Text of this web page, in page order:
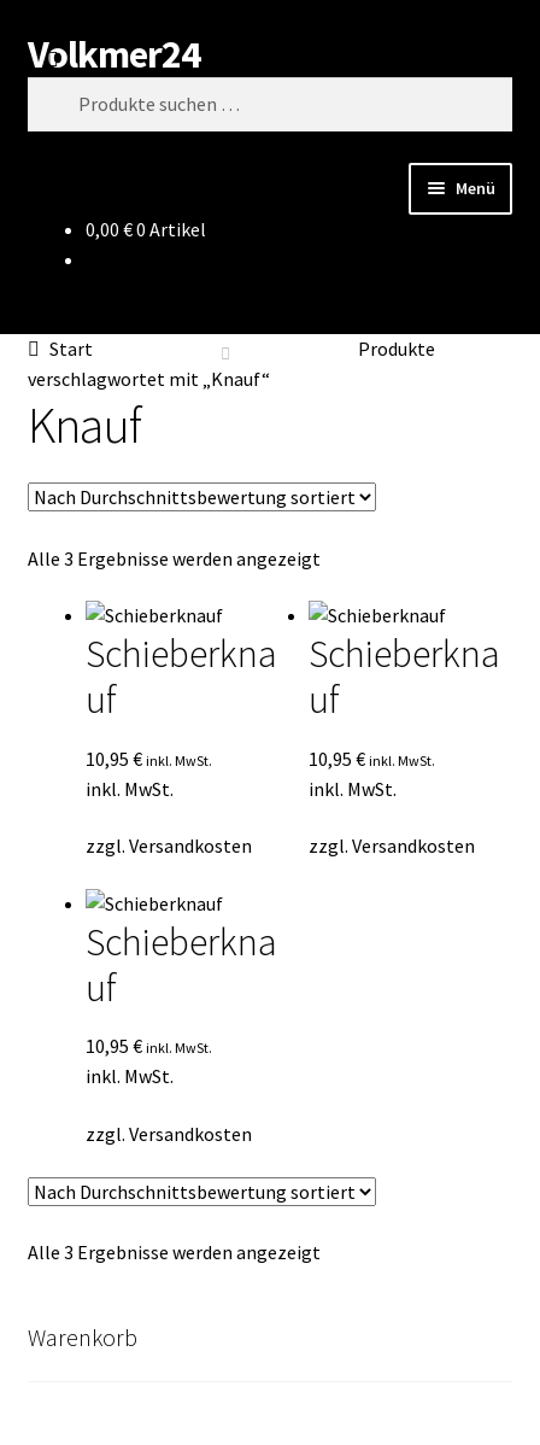
Zur
Navigation
springen
Zum
Inhalt
springen
Volkmer24
Suchen
Menü
Impressum
Datenschutz
Impressum
Kasse
Mein Konto
Mein Konto
Vertrag widerrufen
0,00 €0 Artikel
Start
Produkte
verschlagwortet mit „Knauf“
Knauf
Alle 3 Ergebnisse werden angezeigtNach
sortiert
Schieberkna
uf
10,95 € inkl. MwSt.
inkl. MwSt.
zzgl. Versandkosten
Schieberkna
uf
10,95€ inkl. MwSt.
inkl. MwSt.
zzgl.Versandkosten
Schieberkna
uf
10,95 € inkl. MwSt.
inkl. MwSt.
zzgl. Versandkosten
Alle 3 Ergebnisse werden angezeigtNach
Warenkorb